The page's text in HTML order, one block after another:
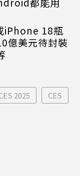
iPhone 18瓶
億美元待封裝
2025 CES